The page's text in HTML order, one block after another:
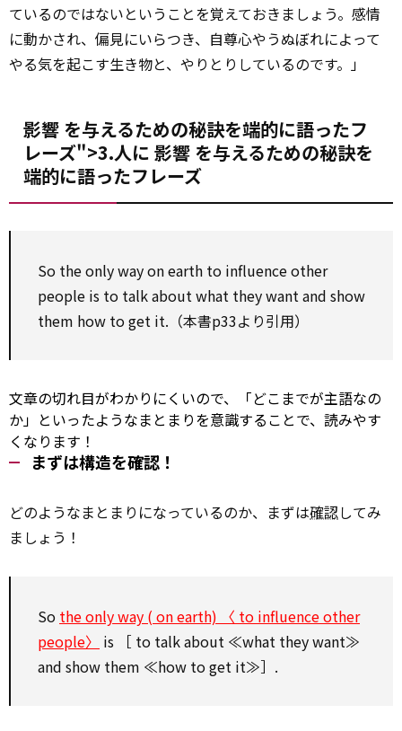
ているのではないということを覚えておきましょう。感情
に動かされ、偏見にいらつき、自尊心やうぬぼれによって
やる気を起こす生き物と、やりとりしているのです。」
影響 を与えるための秘訣を端的に語ったフ
レーズ">3.人に 影響 を与えるための秘訣を
端的に語ったフレーズ
So the only wayonearth to influenceother
people is to talk about what they want and show
them how toget it.（本書p33より引用）
文章の切れ目がわかりにくいので、「どこまでが主語なの
か」といったようなまとまりを意識することで、読みやす
くなります！
まずは構造を確認！
どのようなまとまりになっているのか、まずは確認してみ
ましょう！
So the only way ( onearth) 〈 to influenceother
people〉 is ［ to talk about ≪what they want≫
and show them ≪how toget it≫］.